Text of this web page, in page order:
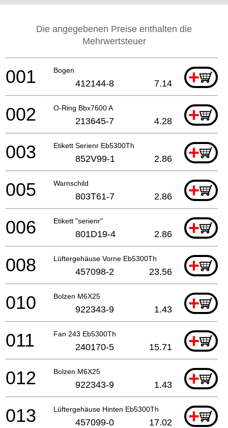
Die angegebenen Preise enthalten die
Mehrwertsteuer
Bogen +
001 412144-8 7.14
O-Ring Bbx7600 A +
002 213645-7 4.28
Etikett Serienr Eb5300Th +
003 852V99-1 2.86
Warnschild +
005 803T61-7 2.86
Etikett "serienr" +
006 801D19-4 2.86
Lüftergehäuse Vorne Eb5300Th +
008 457098-2 23.56
Bolzen M6X25 +
010 922343-9 1.43
Fan 243 Eb5300Th +
011 240170-5 15.71
Bolzen M6X25 +
012 922343-9 1.43
Lüftergehäuse Hinten Eb5300Th +
013 457099-0 17.02